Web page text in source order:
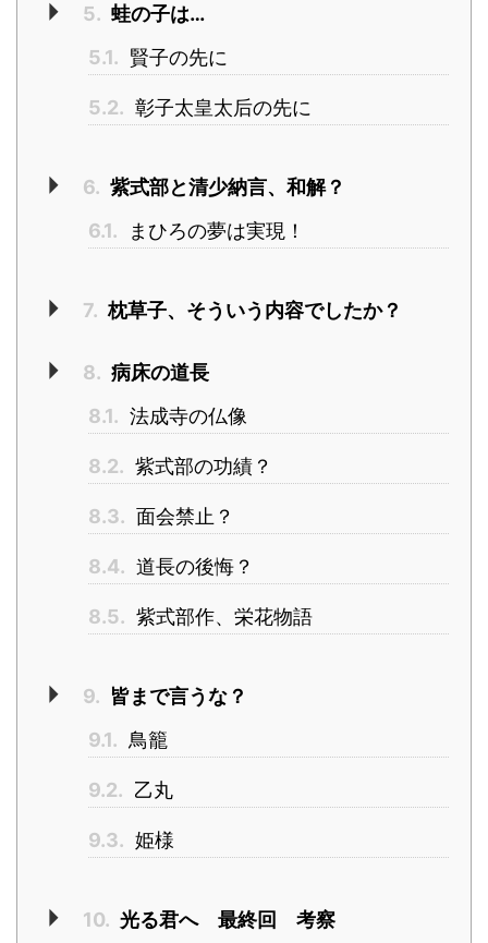
5. 蛙の子は…
5.1. 賢子の先に
5.2. 彰子太皇太后の先に
6. 紫式部と清少納言、和解？
6.1.
まひろの夢は実現！
7. 枕草子、そういう内容でしたか？
8. 病床の道長
8.1. 法成寺の仏像
8.2. 紫式部の功績？
8.3. 面会禁止？
8.4. 道長の後悔？
8.5. 紫式部作、栄花物語
9. 皆まで言うな？
9.1. 鳥籠
9.2. 乙丸
9.3. 姫様
10. 光る君へ 最終回 考察